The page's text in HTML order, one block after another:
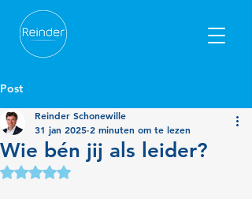
Post
Wie bén jij als leider?
Reinder Schonewille
31 jan 2025 2 minuten om te lezen
Beoordeeld met NaN uit 5 sterren.